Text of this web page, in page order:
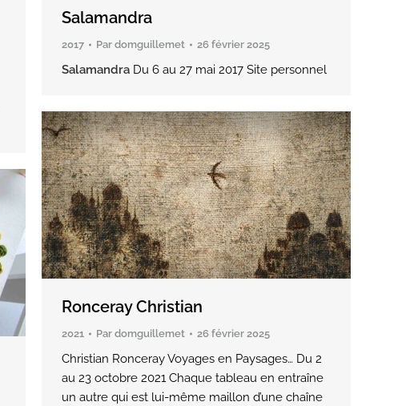
Salamandra
2017 Par domguillemet 26 février 2025
Salamandra Du 6 au 27 mai 2017 Site personnel
Ronceray Christian
2021 Par domguillemet 26 février 2025
Christian Ronceray Voyages en Paysages… Du 2
au 23 octobre 2021 Chaque tableau en entraîne
un autre qui est lui-même maillon d’une chaîne